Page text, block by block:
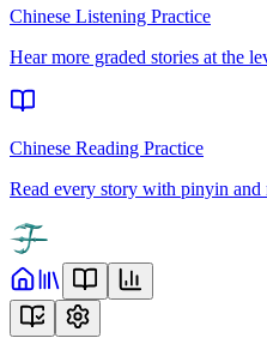
Chinese Listening Practice
Hear more graded stories at the
Chinese Reading Practice
Read every story with pinyin and